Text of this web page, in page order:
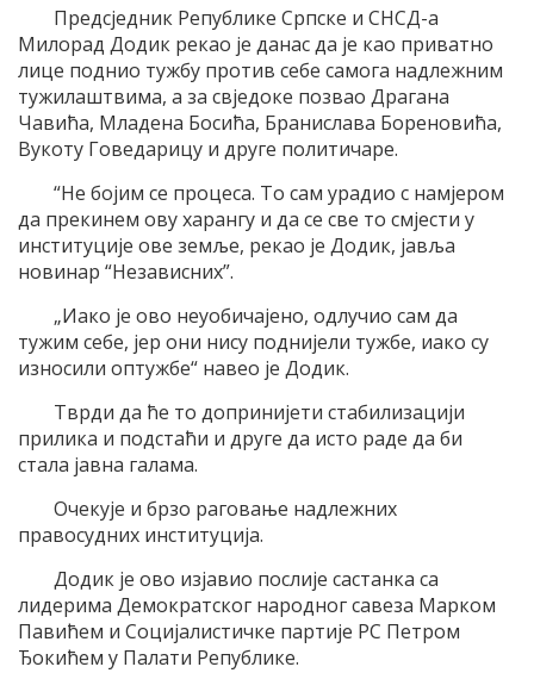
Предсједник Републике Српске и СНСД-а
Милорад Додик рекао је данас да је као приватно
лице поднио тужбу против себе самога надлежним
тужилаштвима, а за свједоке позвао Драгана
Чавића, Младена Босића, Бранислава Бореновића,
Вукоту Говедарицу и друге политичаре.
“Не бојим се процеса. То сам урадио с намјером
да прекинем ову харангу и да се све то смјести у
институције ове земље, рекао је Додик, јавља
новинар “Независних”.
„Иако је ово неуобичајено, одлучио сам да
тужим себе, јер они нису поднијели тужбе, иако су
износили оптужбе“ навео је Додик.
Тврди да ће то допринијети стабилизацији
прилика и подстаћи и друге да исто раде да би
стала јавна галама.
Очекује и брзо раговање надлежних
правосудних институција.
Додик је ово изјавио послије састанка са
лидерима Демократског народног савеза Марком
Павићем и Социјалистичке партије РС Петром
Ђокићем у Палати Републике.